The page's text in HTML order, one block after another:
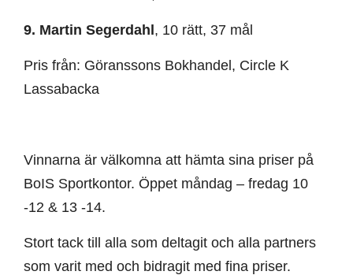
9. Martin Segerdahl , 10 rätt, 37 mål
Pris från: Göranssons Bokhandel, Circle K
Lassabacka
Vinnarna är välkomna att hämta sina priser på
BoIS Sportkontor. Öppet måndag – fredag 10
-12 & 13 -14.
Stort tack till alla som deltagit och alla partners
som varit med och bidragit med fina priser.